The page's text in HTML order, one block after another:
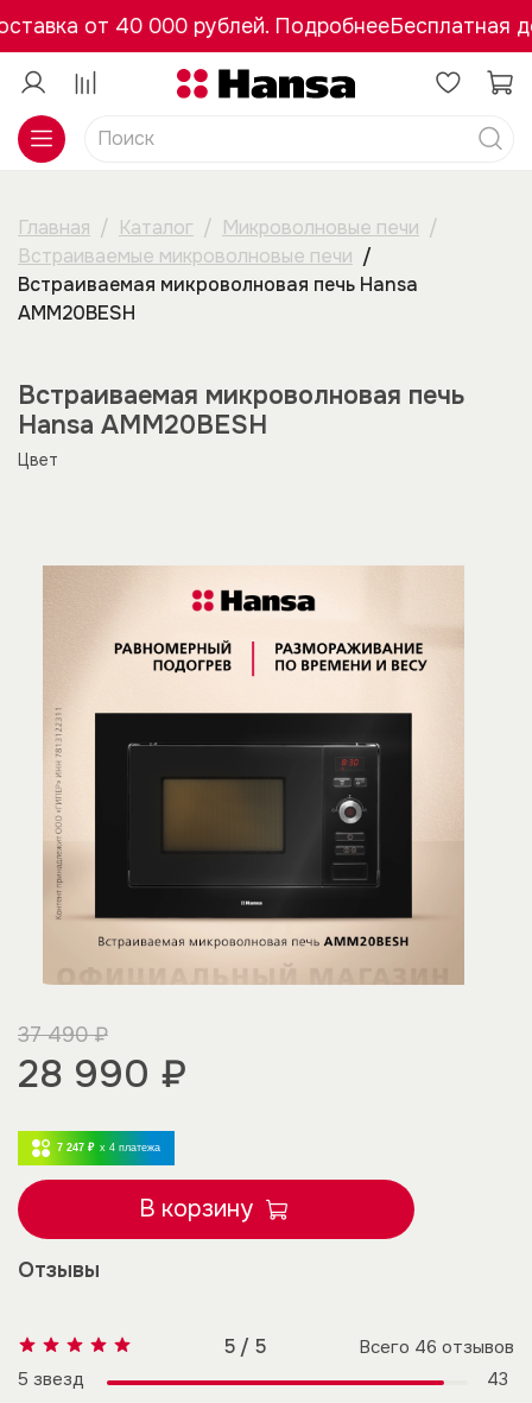
от 40 000 рублей. ПодробнееБесплатная
Главная Каталог
Микроволновые печи
Встраиваемые микроволновые печи
Встраиваемая микроволновая печь Hansa
AMM20BESH
Цвет
Встраиваемая микроволновая печь
Hansa AMM20BESH
37 490 ₽
28 990 ₽
7 247 ₽ x 4 платежа
В корзину
Отзывы
5 / 5 Всего 46 отзывов
5 звезд
43